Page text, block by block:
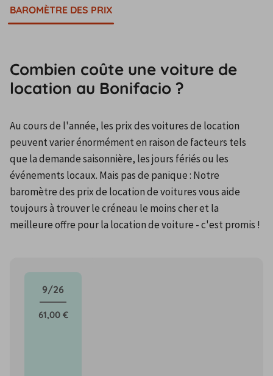
BAROMÈTRE DES PRIX
Combien coûte une voiture de
location au Bonifacio ?
Au cours de l'année, les prix des voitures de location
peuvent varier énormément en raison de facteurs tels
que la demande saisonnière, les jours fériés ou les
événements locaux. Mais pas de panique : Notre
baromètre des prix de location de voitures vous aide
toujours à trouver le créneau le moins cher et la
meilleure offre pour la location de voiture - c'est promis !
9/26
61,00 €